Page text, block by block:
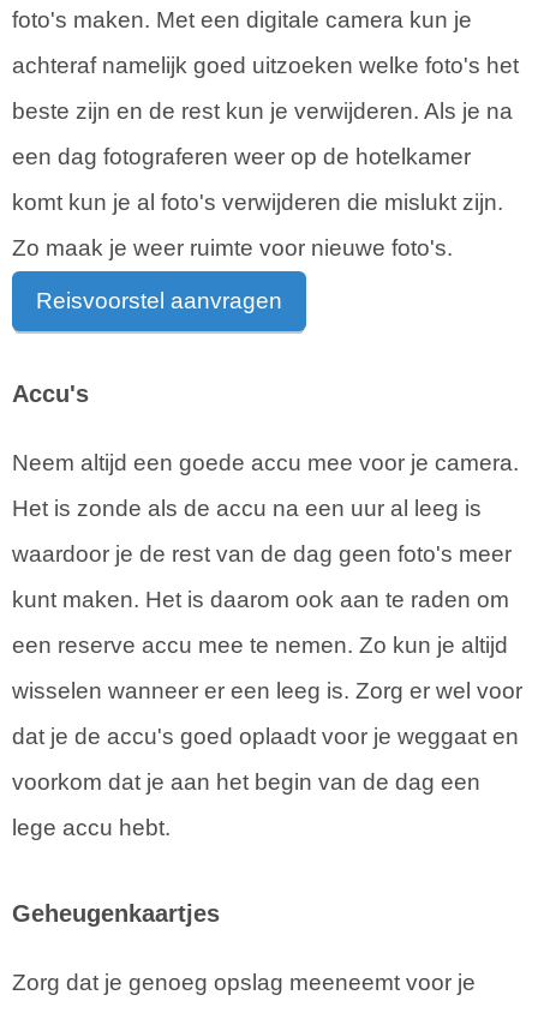
foto's maken. Met een digitale camera kun je
achteraf namelijk goed uitzoeken welke foto's het
beste zijn en de rest kun je verwijderen. Als je na
een dag fotograferen weer op de hotelkamer
komt kun je al foto's verwijderen die mislukt zijn.
Zo maak je weer ruimte voor nieuwe foto's.
Reisvoorstel aanvragen
Accu's
Neem altijd een goede accu mee voor je camera.
Het is zonde als de accu na een uur al leeg is
waardoor je de rest van de dag geen foto's meer
kunt maken. Het is daarom ook aan te raden om
een reserve accu mee te nemen. Zo kun je altijd
wisselen wanneer er een leeg is. Zorg er wel voor
dat je de accu's goed oplaadt voor je weggaat en
voorkom dat je aan het begin van de dag een
lege accu hebt.
Geheugenkaartjes
Zorg dat je genoeg opslag meeneemt voor je